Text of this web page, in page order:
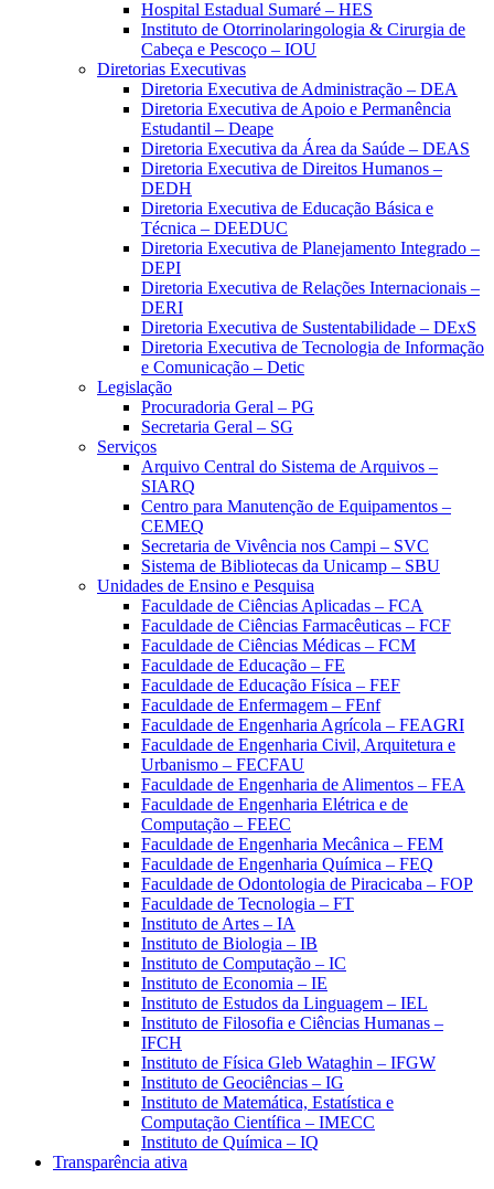
Hospital Estadual Sumaré – HES
Instituto de Otorrinolaringologia & Cirurgia de
Cabeça e Pescoço – IOU
Diretorias Executivas
Diretoria Executiva de Administração – DEA
Diretoria Executiva de Apoio e Permanência
Estudantil – Deape
Diretoria Executiva da Área da Saúde – DEAS
Diretoria Executiva de Direitos Humanos –
DEDH
Diretoria Executiva de Educação Básica e
Técnica – DEEDUC
Diretoria Executiva de Planejamento Integrado –
DEPI
Diretoria Executiva de Relações Internacionais –
DERI
Diretoria Executiva de Sustentabilidade – DExS
Diretoria Executiva de Tecnologia de Informação
e Comunicação – Detic
Legislação
Procuradoria Geral – PG
Secretaria Geral – SG
Serviços
Arquivo Central do Sistema de Arquivos –
SIARQ
Centro para Manutenção de Equipamentos –
CEMEQ
Secretaria de Vivência nos Campi – SVC
Sistema de Bibliotecas da Unicamp – SBU
Unidades de Ensino e Pesquisa
Faculdade de Ciências Aplicadas – FCA
Faculdade de Ciências Farmacêuticas – FCF
Faculdade de Ciências Médicas – FCM
Faculdade de Educação – FE
Faculdade de Educação Física – FEF
Faculdade de Enfermagem – FEnf
Faculdade de Engenharia Agrícola – FEAGRI
Faculdade de Engenharia Civil, Arquitetura e
Urbanismo – FECFAU
Faculdade de Engenharia de Alimentos – FEA
Faculdade de Engenharia Elétrica e de
Computação – FEEC
Faculdade de Engenharia Mecânica – FEM
Faculdade de Engenharia Química – FEQ
Faculdade de Odontologia de Piracicaba – FOP
Faculdade de Tecnologia – FT
Instituto de Artes – IA
Instituto de Biologia – IB
Instituto de Computação – IC
Instituto de Economia – IE
Instituto de Estudos da Linguagem – IEL
Instituto de Filosofia e Ciências Humanas –
IFCH
Instituto de Física Gleb Wataghin – IFGW
Instituto de Geociências – IG
Instituto de Matemática, Estatística e
Computação Científica – IMECC
Instituto de Química – IQ
Transparência ativa